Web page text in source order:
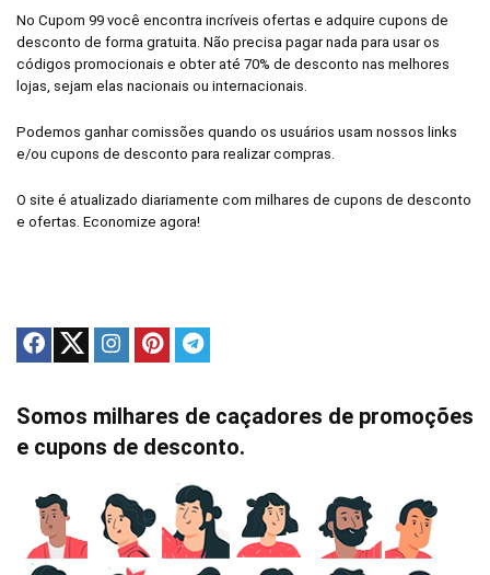
No Cupom 99 você encontra incríveis ofertas e adquire cupons de
desconto de forma gratuita. Não precisa pagar nada para usar os
códigos promocionais e obter até 70% de desconto nas melhores
lojas, sejam elas nacionais ou internacionais.
Podemos ganhar comissões quando os usuários usam nossos links
e/ou cupons de desconto para realizar compras.
O site é atualizado diariamente com milhares de cupons de desconto
e ofertas. Economize agora!
Somos milhares de caçadores de promoções
e cupons de desconto.